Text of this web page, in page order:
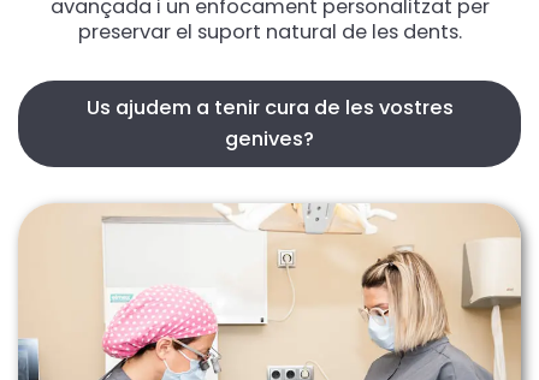
avançada i un enfocament personalitzat per
preservar el suport natural de les dents.
Us ajudem a tenir cura de les vostres
genives?